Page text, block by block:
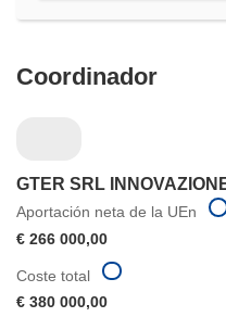
Coordinador
GTER SRL
Aportación neta de la UEn
€ 266 000,00
Coste total
€ 380 000,00